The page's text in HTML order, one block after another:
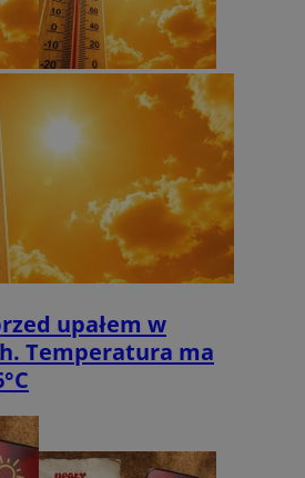
upałem w
Temperatura ma